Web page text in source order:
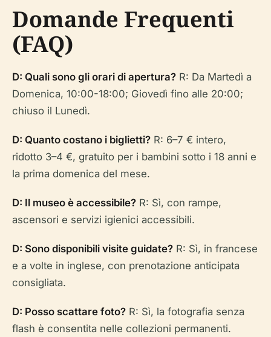
Domande Frequenti
(FAQ)
D: Quali sono gli orari di apertura? R: Da Martedì a
Domenica, 10:00-18:00; Giovedì fino alle 20:00;
chiuso il Lunedì.
D: Quanto costano i biglietti? R: 6–7 € intero,
ridotto 3–4 €, gratuito per i bambini sotto i 18 anni e
la prima domenica del mese.
D: Il museo è accessibile? R: Sì, con rampe,
ascensori e servizi igienici accessibili.
D: Sono disponibili visite guidate? R: Sì, in francese
e a volte in inglese, con prenotazione anticipata
consigliata.
D: Posso scattare foto? R: Sì, la fotografia senza
flash è consentita nelle collezioni permanenti.